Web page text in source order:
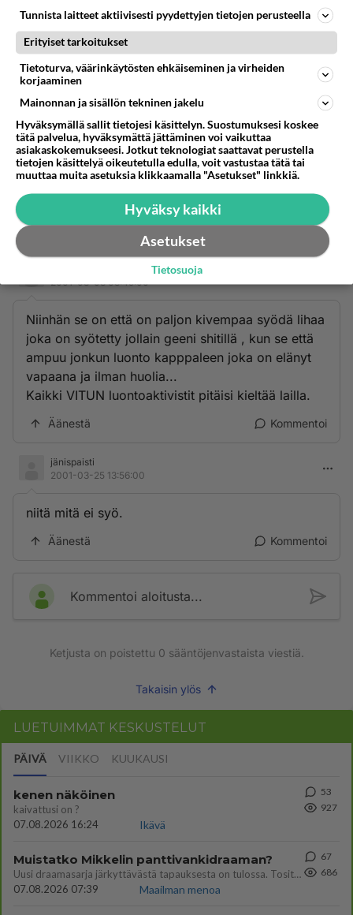
tärkeintähän ei ole saalis vaan itse metsästys.En
tiedä mutta hermo lepää kun
metsästää...eläimiä,noita viattomia
luontokappaleita.meidän varmaan pitäisi
metsästää kuin ennenvanhaan.Loukuilla ja
ansoilla ja hiihtää eläimet kiinni ja tappaa
mieluiten käsin jne..Jospa nämä
"vilpittömän"luonnonsuojeluinnoituksen saaneet
sitten sen meille ilman kiihkoilua sallisivat.Tai
lopetetaan hirvenmetsästys ja aloitetaan uusi
laji:hirvien väistely kaikilla teillä...miten on?
Äänestä Kommentoi
Ampukaa NE (before its too lat
2001-03-03 03:49:00
Niinhän se on että on paljon kivempaa syödä lihaa
joka on syötetty jollain geeni shitillä , kun se että
ampuu jonkun luonto kapppaleen joka on elänyt
vapaana ja ilman huolia...
Kaikki VITUN luontoaktivistit pitäisi kieltää lailla.
Äänestä Kommentoi
jänispaisti
2001-03-25 13:56:00
niitä mitä ei syö.
Äänestä Kommentoi
Kommentoi aloitusta...
Ketjusta on poistettu 0 sääntöjenvastaista viestiä.
Takaisin ylös
LUETUIMMAT KESKUSTELUT
PÄIVÄ VIIKKO KUUKAUSI
kenen näköinen
kaivattusi on ?
07.08.2026 16:24
Ikävä
53
927
Muistatko Mikkelin panttivankidraaman?
Uusi draamasarja järkyttävästä tapauksesta on tulossa. Tositapahtumiin perustuva sarja ammentaa vuoden 1986 Mikkelin pan
07.08.2026 07:39
Maailman menoa
67
686
Tunnista laitteet aktiivisesti pyydettyjen tietojen perusteella
Erityiset tarkoitukset
Tietoturva, väärinkäytösten ehkäiseminen ja virheiden
korjaaminen
Mainonnan ja sisällön tekninen jakelu
Hyväksymällä sallit tietojesi käsittelyn. Suostumuksesi koskee
tätä palvelua, hyväksymättä jättäminen voi vaikuttaa
asiakaskokemukseesi. Jotkut teknologiat saattavat perustella
tietojen käsittelyä oikeutetulla edulla, voit vastustaa tätä tai
muuttaa muita asetuksia klikkaamalla "Asetukset" linkkiä.
Hyväksy kaikki
Asetukset
Tietosuoja